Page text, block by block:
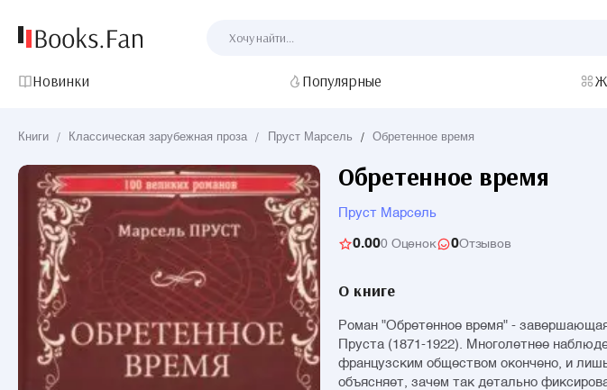
Новинки Популярные
Книги / Классическая зарубежная проза / Пруст Марсель / Обретенное время
Обретенное время
Пруст Марсель
0.000 Оценок 0Отзывов
О книге
Роман "Обретенное время" -
Пруста (1871-1922). Многолетнее
французским обществом окончено, и
объясняет, зачем так детально